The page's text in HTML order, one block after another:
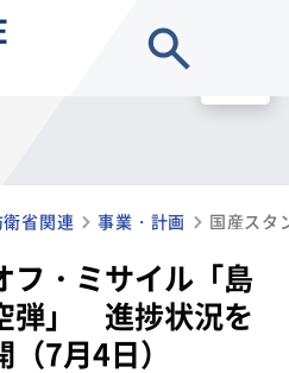
衛省関連 事業・計画
フ・ミサイル「島
弾」 進捗状況を
7月4日）